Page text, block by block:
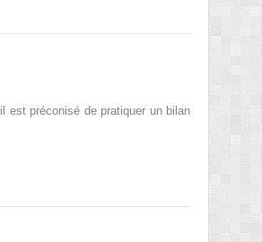
est préconisé de pratiquer un bilan